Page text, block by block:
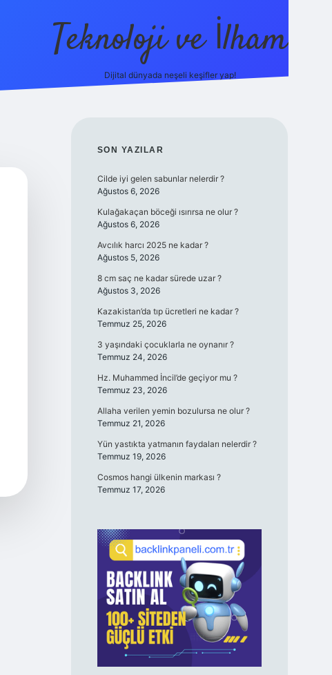
Teknoloji ve İlham
Dijital dünyada neşeli keşifler yap!
SIDEBAR
SON YAZILAR
Cilde iyi gelen sabunlar nelerdir ?
Ağustos 6, 2026
Kulağakaçan böceği ısırırsa ne olur ?
Ağustos 6, 2026
Avcılık harcı 2025 ne kadar ?
Ağustos 5, 2026
8 cm saç ne kadar sürede uzar ?
Ağustos 3, 2026
Kazakistan’da tıp ücretleri ne kadar ?
Temmuz 25, 2026
3 yaşındaki çocuklarla ne oynanır ?
Temmuz 24, 2026
Hz. Muhammed İncil’de geçiyor mu ?
Temmuz 23, 2026
Allaha verilen yemin bozulursa ne olur ?
Temmuz 21, 2026
Yün yastıkta yatmanın faydaları nelerdir ?
Temmuz 19, 2026
Cosmos hangi ülkenin markası ?
Temmuz 17, 2026